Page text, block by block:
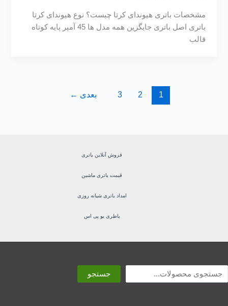
مشخصات باتری هیوندای کرتا چیست؟ نوع هیوندای کرتا
باتری اصل باتری جایگزین همه مدل ها 45 آمپر پایه کوتاه
قالب
1
2
3 بعدی ←
فروش آنلاین باتری
قیمت باتری ماشین
امداد باتری شبانه روزی
باطری یو پی اس
جستجو